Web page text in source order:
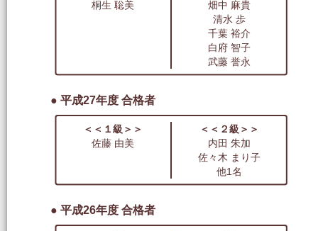
桐生 聡美
畑中 麻貴
清水 歩
千葉 裕介
白府 智子
武藤 誉永
● 平成27年度 合格者
＜＜１級＞＞
＜＜２級＞＞
佐藤 由美
内田 朱加
佐々木 まり子
他1名
● 平成26年度 合格者